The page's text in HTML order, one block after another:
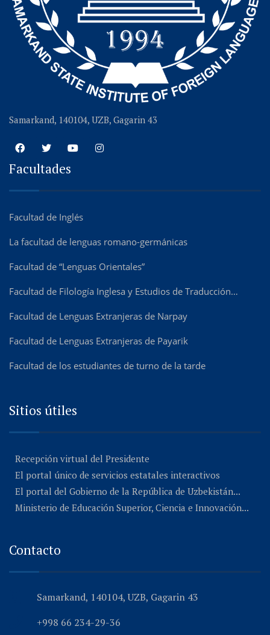
Samarkand, 140104, UZB, Gagarin 43
Facultades
Facultad de Inglés
La facultad de lenguas romano-germánicas
Facultad de “Lenguas Orientales”
Facultad de Filología Inglesa y Estudios de Traducción…
Facultad de Lenguas Extranjeras de Narpay
Facultad de Lenguas Extranjeras de Payarik
Facultad de los estudiantes de turno de la tarde
Sitios útiles
Recepción virtual del Presidente
El portal único de servicios estatales interactivos
El portal del Gobierno de la República de Uzbekistán...
Ministerio de Educación Superior, Ciencia e Innovación...
Contacto
Samarkand, 140104, UZB, Gagarin 43
+998 66 234-29-36